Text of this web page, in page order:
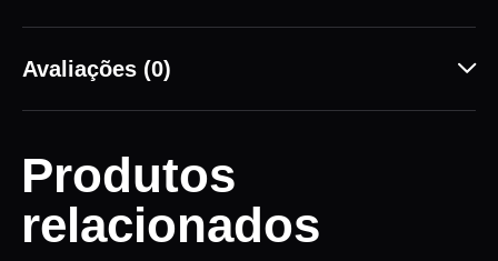
Avaliações (0)
Produtos
relacionados